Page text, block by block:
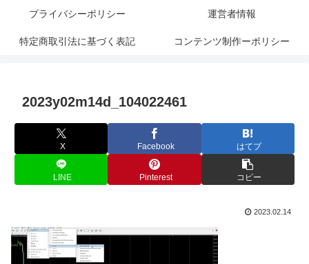
プライバシーポリシー 運営者情報
特定商取引法に基づく表記 コンテンツ制作ーポリシー
2023y02m14d_104022461
X Facebook はてブ
LINE Pinterest コピー
2023.02.14